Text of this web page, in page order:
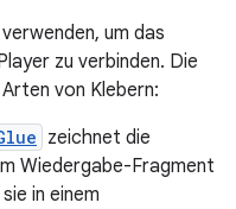
um das
zu verbinden. Die
von Klebern:
zeichnet die
Wiedergabe-Fragment
in einem